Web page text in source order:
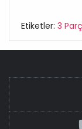
Etiketler: 3